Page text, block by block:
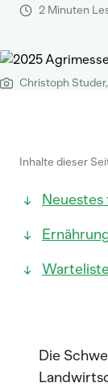
2 Minuten
Christoph
Inhalte dieser
Die